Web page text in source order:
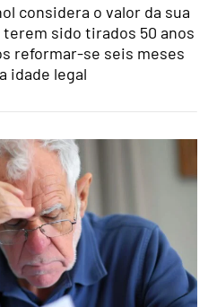
considera o valor da sua
sido tirados 50 anos
reformar-se seis meses
idade legal